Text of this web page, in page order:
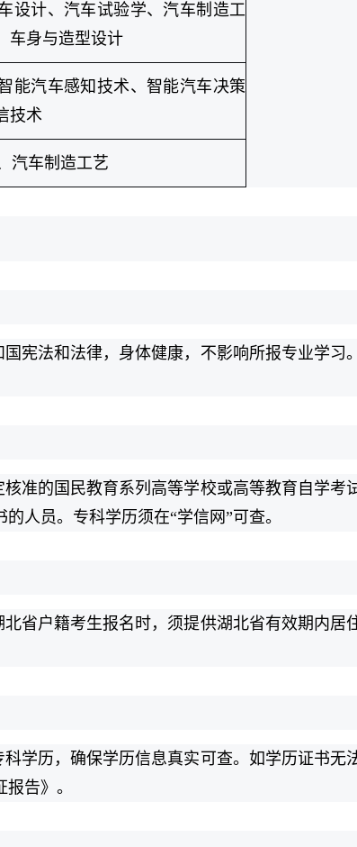
设计、汽车试验学、汽车制造工
车身与造型设计
能汽车感知技术、智能汽车决策
技术
汽车制造工艺
宪法和法律，身体健康，不影响所报专业学习
准的国民教育系列高等学校或高等教育自学考
人员。专科学历须在“学信网”可查。
省户籍考生报名时，须提供湖北省有效期内居
学历，确保学历信息真实可查。如学历证书无
告》。